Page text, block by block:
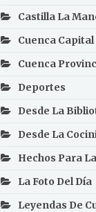
Castilla La
Cuenca Capital
Cuenca
Deportes
Desde La
Desde La
Hechos Para
La Foto Del Día
Leyendas De